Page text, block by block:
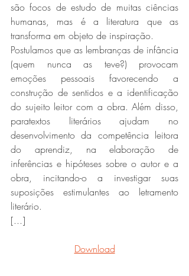
são focos de estudo de muitas ciências
humanas, mas é a literatura que as
transforma em objeto de inspiração.
Postulamos que as lembranças de infância
(quem nunca as teve?) provocam
emoções pessoais favorecendo a
construção de sentidos e a identificação
do sujeito leitor com a obra. Além disso,
paratextos literários ajudam no
desenvolvimento da competência leitora
do aprendiz, na elaboração de
inferências e hipóteses sobre o autor e a
obra, incitando-o a investigar suas
suposições estimulantes ao letramento
literário.
[...]
Download